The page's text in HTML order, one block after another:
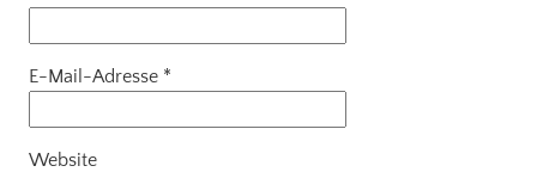
E-Mail-Adresse *
Website